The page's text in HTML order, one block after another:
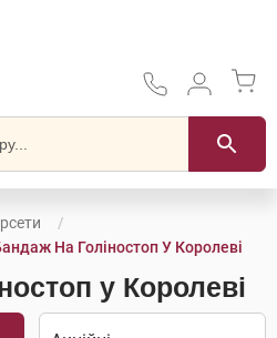
На Голіностоп У Королеві
у Королеві